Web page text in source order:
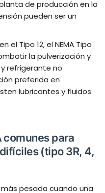
de producción en la
pueden ser un
el Tipo 12, el NEMA Tipo
la pulverización y
refrigerante no
preferida en
lubricantes y fluidos
comunes para
(tipo 3R, 4,
pesada cuando una